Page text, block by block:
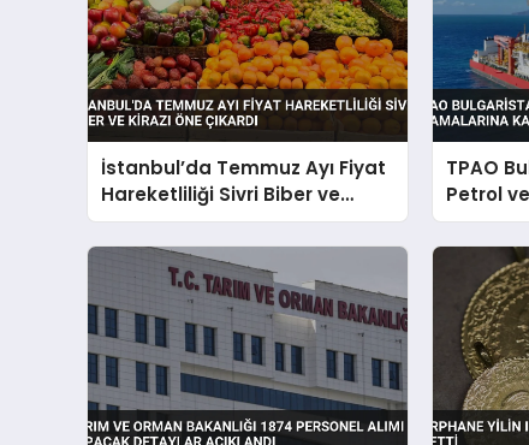
İstanbul’da Temmuz Ayı Fiyat
Hareketliliği Sivri Biber ve
Kirazı Öne Çıkardı
TPAO
Petrol
Katılıyor